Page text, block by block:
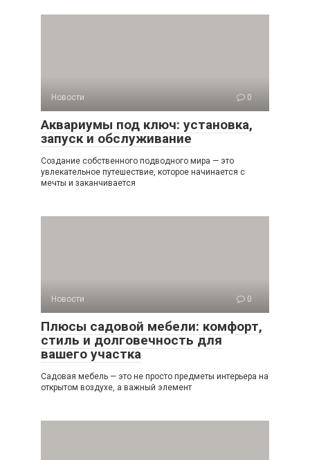
Новости 0
Аквариумы под ключ: установка,
запуск и обслуживание
Создание собственного подводного мира — это
увлекательное путешествие, которое начинается с
мечты и заканчивается
Новости 0
Плюсы садовой мебели: комфорт,
стиль и долговечность для
вашего участка
Садовая мебель — это не просто предметы интерьера на
открытом воздухе, а важный элемент